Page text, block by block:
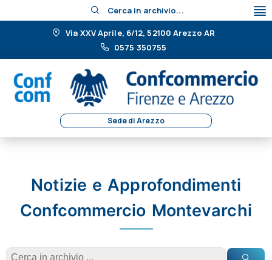
Cerca in archivio...
Via XXV Aprile, 6/12, 52100 Arezzo AR
0575 350755
Sede di Arezzo
Notizie e Approfondimenti
Confcommercio Montevarchi